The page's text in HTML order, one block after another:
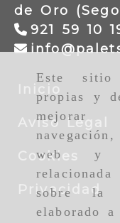
Este sitio
propias y
mejorar
web y
sobre la
elaborado
de Oro
921 59 10
info
Inicio
Aviso Legal
Cookies
Privacidad